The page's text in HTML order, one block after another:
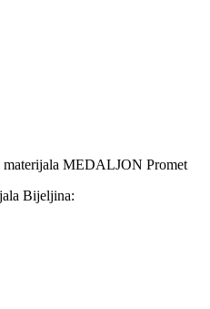
materijala MEDALJON Promet
Bijeljina: